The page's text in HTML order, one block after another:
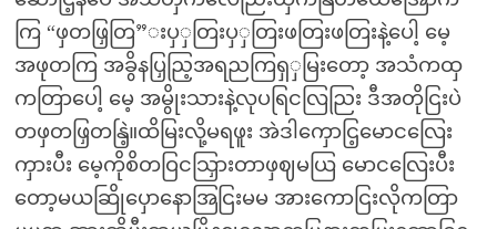
ကြ “ဖှတဖြှတြ”းပှှတြးပှှတြးဖတြးဖတြးနဲ့ပေါ့ မေ့
အဖုတကြ အခွိနပြှညြ့အရညကြရှှမြးတော့ အသံကထှ
ကတြာပေါ့ မေ့ အမွိုးသားနဲ့လုပရြငလြညြး ဒီအတိုငြးပဲ
တဖှတဖြှတနြဲ့။ထိမြးလို့မရဖူး အဲဒါကှောငြ့မောငလြေး
ကှားပီး မေ့ကိုစိတဝြငသြှားတာဖှဈမယြ မောငလြေးပီး
တော့မယဆြိုပှောနောအြငြးမမ အားကောငြးလိုကတြာ